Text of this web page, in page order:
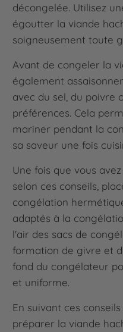
décongelée. Utilisez
égoutter la viande
soigneusement toute
Avant de congeler la
également
avec du sel, du poivre
préférences. Cela
mariner pendant la
sa saveur une fois
Une fois que vous
selon ces conseils,
congélation
adaptés à la
l'air des sacs de
formation de givre et
fond du congélateur
et uniforme.
En suivant ces
préparer la viande